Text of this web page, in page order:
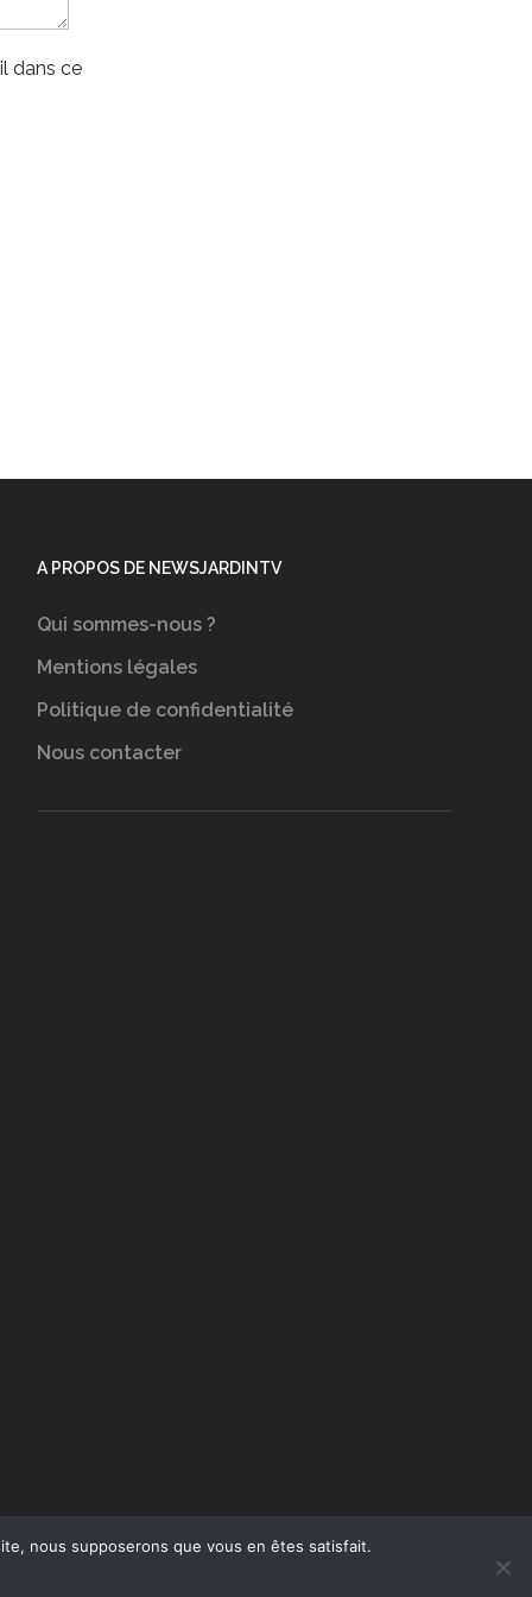
dans ce
A PROPOS DE NEWSJARDINTV
Qui sommes-nous ?
Mentions légales
Politique de confidentialité
Nous contacter
nous supposerons que vous en êtes satisfait.